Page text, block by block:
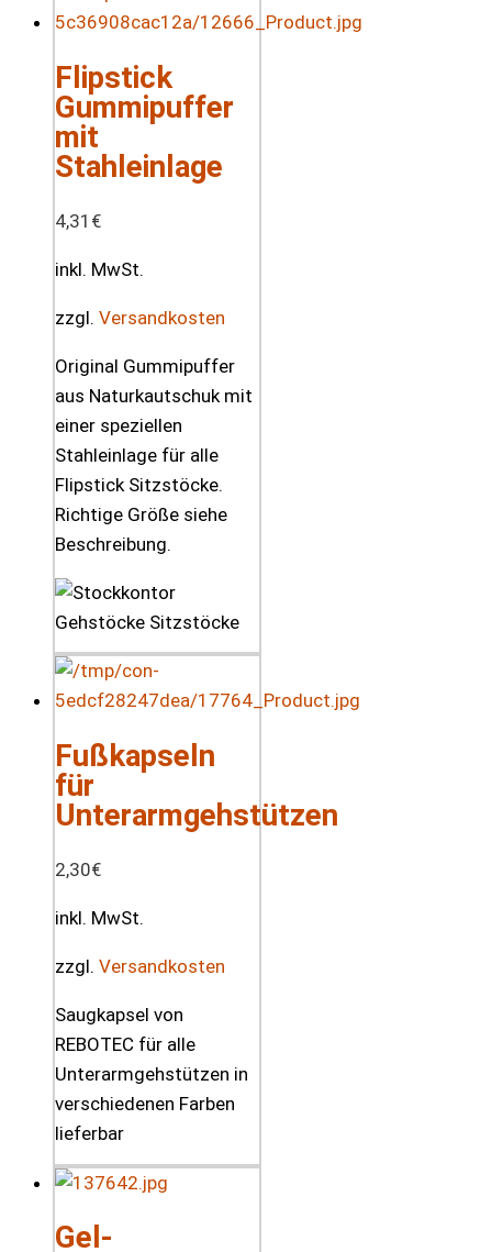
Flipstick
Gummipuffer
mit
Stahleinlage
4,31 €
inkl. MwSt.
zzgl. Versandkosten
Original Gummipuffer
aus Naturkautschuk mit
einer speziellen
Stahleinlage für alle
Flipstick Sitzstöcke.
Richtige Größe siehe
Beschreibung.
Fußkapseln
für
Unterarmgehstützen
2,30€
inkl. MwSt.
zzgl. Versandkosten
Saugkapsel von
REBOTEC für alle
Unterarmgehstützen in
verschiedenen Farben
lieferbar
Gel-